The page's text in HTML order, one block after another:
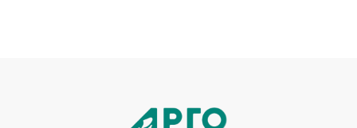
Политика конфиденциальности